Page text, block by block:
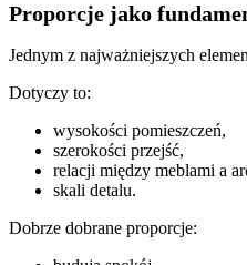
Proporcje jako
Jednym z najważniejszych
Dotyczy to:
wysokości pomieszczeń,
szerokości przejść,
relacji między meblami a
skali detalu.
Dobrze dobrane proporcje: